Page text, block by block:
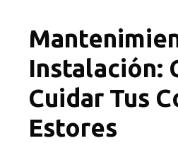
Instalación:
Cuidar Tus
Estores